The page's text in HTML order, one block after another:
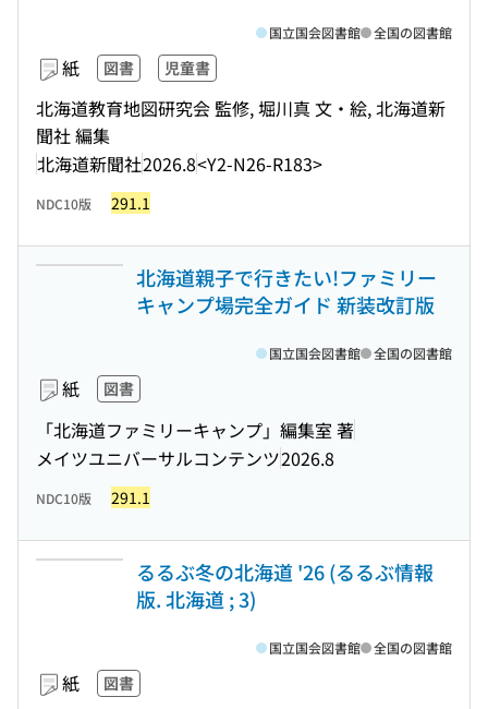
紙 図書 児童書
北海道教育地図研究会 監修, 堀川真 文・絵, 北海道新
聞社 編集
北海道新聞社2026.8<Y2-N26-R183>
国立国会図書館 全国の図書館
NDC10版 291.1
北海道親子で行きたい!ファミリー
キャンプ場完全ガイド 新装改訂版
紙 図書
「北海道ファミリーキャンプ」編集室 著
メイツユニバーサルコンテンツ2026.8
国立国会図書館 全国の図書館
NDC10版 291.1
るるぶ冬の北海道 '26 (るるぶ情報
版. 北海道 ; 3)
紙 図書
国立国会図書館 全国の図書館